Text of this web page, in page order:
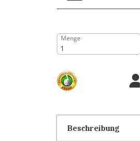
Menge
Beschreibung